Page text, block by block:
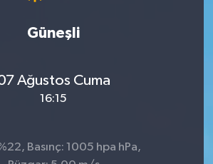
Güneşli
Ağustos Cuma
16:15
Basınç: 1005 hpa hPa,